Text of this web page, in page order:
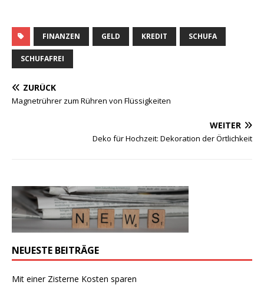
FINANZEN GELD KREDIT SCHUFA
SCHUFAFREI
ZURÜCK
Magnetrührer zum Rühren von Flüssigkeiten
WEITER
Deko für Hochzeit: Dekoration der Örtlichkeit
NEUESTE BEITRÄGE
Mit einer Zisterne Kosten sparen